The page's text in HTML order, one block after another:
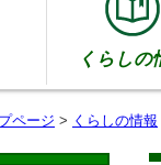
くらしの
ページ > くらしの情報